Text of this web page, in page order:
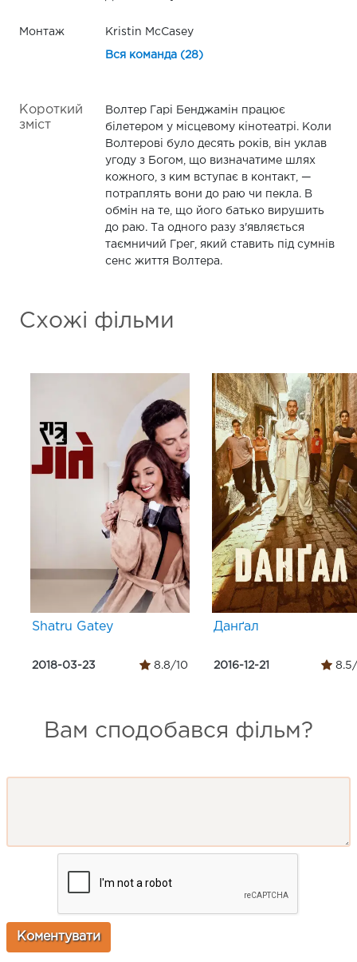
Монтаж Kristin McCasey
Вся команда (28)
Короткий
зміст
Волтер Гарі Бенджамін працює
білетером у місцевому кінотеатрі. Коли
Волтерові було десять років, він уклав
угоду з Богом, що визначатиме шлях
кожного, з ким вступає в контакт, —
потраплять вони до раю чи пекла. В
обмін на те, що його батько вирушить
до раю. Та одного разу з'являється
таємничий Грег, який ставить під сумнів
сенс життя Волтера.
Схожі фільми
Shatru Gatey
2018-03-23 8.8/10
Данґал
2016-12-21 8.5/
Вам сподобався фільм?